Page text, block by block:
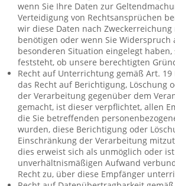
wenn Sie Ihre Daten zur
Verteidigung von Rechtsansprüchen
wir diese Daten nach
benötigen oder wenn Sie Widerspruch
besonderen Situation eingelegt
feststeht, ob unsere berechtigten
Recht auf Unterrichtung gemäß Art. 19
das Recht auf Berichtigung, Löschung
der Verarbeitung gegenüber dem
gemacht, ist dieser verpflichtet, allen
die Sie betreffenden
wurden, diese Berichtigung oder
Einschränkung der Verarbeitung
dies erweist sich als unmöglich oder
unverhältnismäßigen Aufwand
Recht zu, über diese Empfänger